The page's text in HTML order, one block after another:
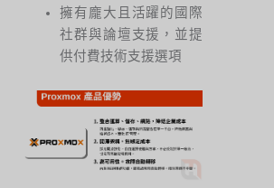
擁有龐大且活躍的國際
社群與論壇支援，並提
供付費技術支援選項